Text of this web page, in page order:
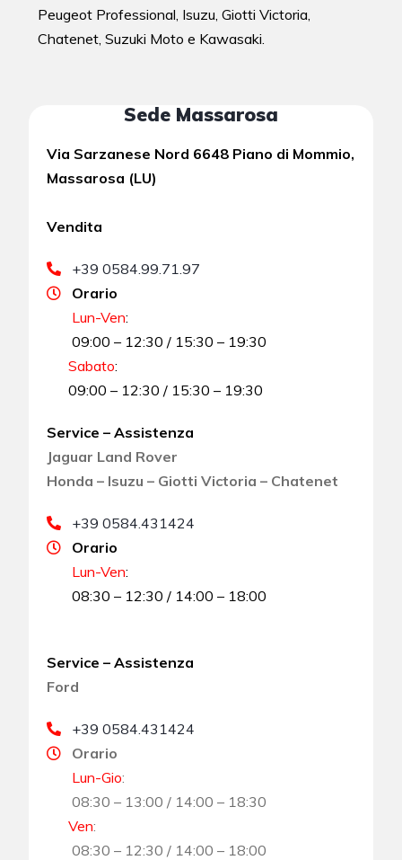
Peugeot Professional, Isuzu, Giotti Victoria,
Chatenet, Suzuki Moto e Kawasaki.
Sede Massarosa
Via Sarzanese Nord 6648 Piano di Mommio,
Massarosa (LU)
Vendita
+39 0584.99.71.97
Orario
Lun-Ven:
09:00 – 12:30 / 15:30 – 19:30
Sabato:
09:00 – 12:30 / 15:30 – 19:30
Service – Assistenza
Jaguar Land Rover
Honda – Isuzu – Giotti Victoria – Chatenet
+39 0584.431424
Orario
Lun-Ven:
08:30 – 12:30 / 14:00 – 18:00
Service – Assistenza
Ford
+39 0584.431424
Orario
Lun-Gio:
08:30 – 13:00 / 14:00 – 18:30
Ven:
08:30 – 12:30 / 14:00 – 18:00